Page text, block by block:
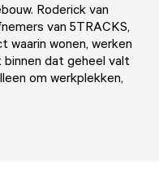
Roderick van
van 5TRACKS,
wonen, werken
binnen dat geheel valt
om werkplekken,